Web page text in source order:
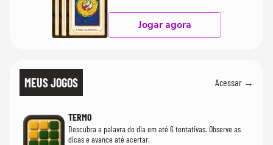
Jogar agora
MEUS JOGOS Acessar →
TERMO
Descubra a palavra do dia em até 6 tentativas. Observe as
dicas e avance até acertar.